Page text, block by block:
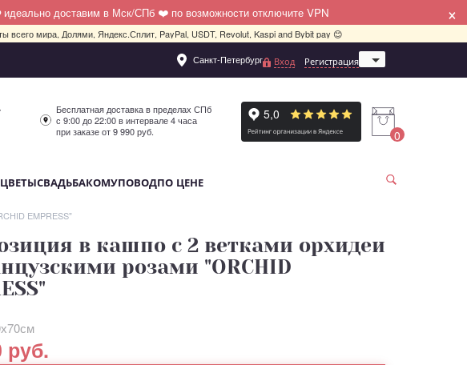
идеально доставим в Мск/СПб ❤️ по возможности отключите VPN ×
мира, Долями, Яндекс.Сплит, PayPal, USDT, Revolut, Kaspi and Bybit pay 😊
Санкт-Петербург
Москва
Вход Регистрация
Бесплатная доставка в пределах СПб
с 9:00 до 22:00 в интервале 4 часа
при заказе от 9 990 руб.
0
ЦВЕТЫСВАДЬБАКОМУПОВОДПО ЦЕНЕ
EMPRESS"
в кашпо c 2 ветками орхидеи
розами "ORCHID
руб.